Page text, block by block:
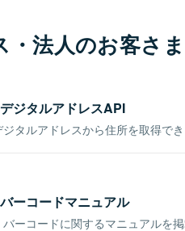
・法人のお客さ
ジタルアドレスAPI
タルアドレスから住所を取得でき
ーコードマニュアル
ーコードに関するマニュアルを掲